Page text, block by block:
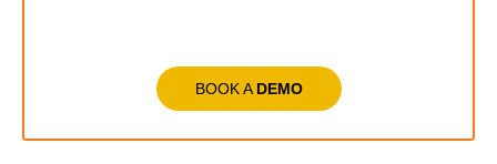
BOOK A DEMO